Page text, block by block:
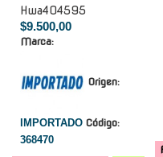
Hwa404595
$9.500,00
Marca:
Origen:
IMPORTADO Código:
368470